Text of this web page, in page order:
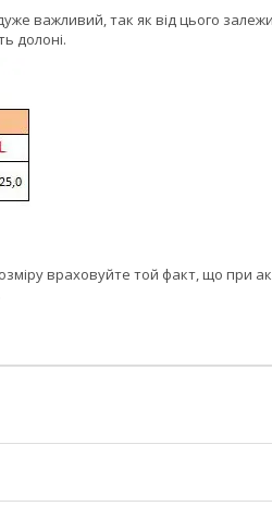
важливий, так як від цього
долоні.
враховуйте той факт, що при